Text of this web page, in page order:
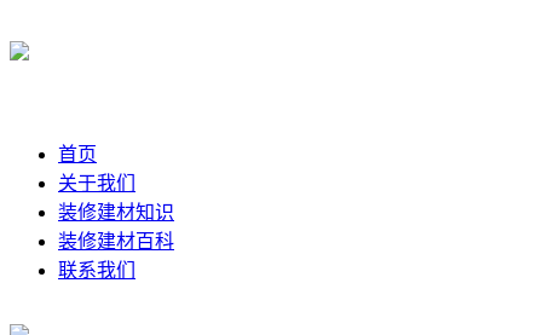
首页
关于我们
装修建材知识
装修建材百科
联系我们